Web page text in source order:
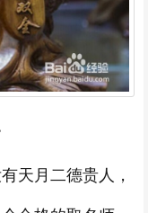
天月二德贵人，